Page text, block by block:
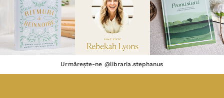
Urmărește-ne @libraria.stephanus